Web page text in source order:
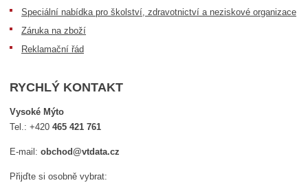
Speciální nabídka pro školství, zdravotnictví a neziskové organizace
Záruka na zboží
Reklamační řád
RYCHLÝ KONTAKT
Vysoké Mýto
Tel.:+420465 421 761
E-mail:obchod@vtdata.cz
Přijďte si osobně vybrat: